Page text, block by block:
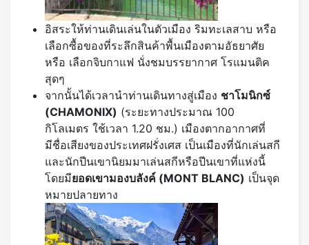
อิสระให้ท่านเดินเล่นในตัวเมือง ริมทะเลสาบ หรือ
เลือกซื้อของที่ระลึกสินค้าพื้นเมืองตามอัธยาศัย
หรือ เลือกจิบกาแฟ นั่งชมบรรยากาศ โรแมนติค
สุดๆ
จากนั้นได้เวลานำท่านเดินทางสู่เมือง ชาโมนิกซ์
(CHAMONIX) (ระยะทางประมาณ 100
กิโลเมตร ใช้เวลา 1.20 ชม.) เมืองตากอากาศที่
มีชื่อเสียงของประเทศฝรั่งเศส เป็นเมืองที่นักเล่นสกี
และนักปีนเขานิยมมาเล่นสกีหรือปีนเขาที่แห่งนี้
โดยมียอดเขามองบลังค์ (MONT BLANC) เป็นจุด
หมายปลายทาง